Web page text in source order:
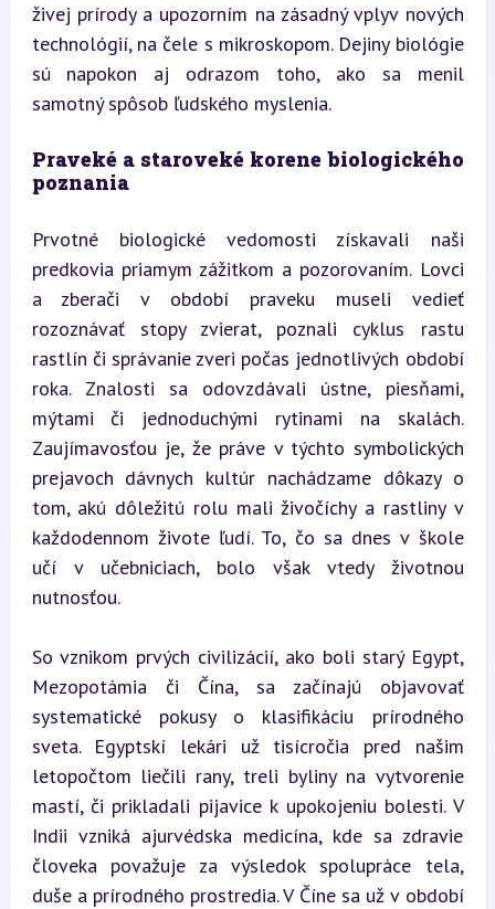
živej prírody a upozorním na zásadný vplyv nových
technológií, na čele s mikroskopom. Dejiny biológie
sú napokon aj odrazom toho, ako sa menil
samotný spôsob ľudského myslenia.
Praveké a staroveké korene biologického
poznania
Prvotné biologické vedomosti získavali naši
predkovia priamym zážitkom a pozorovaním. Lovci
a zberači v období praveku museli vedieť
rozoznávať stopy zvierat, poznali cyklus rastu
rastlín či správanie zveri počas jednotlivých období
roka. Znalosti sa odovzdávali ústne, piesňami,
mýtami či jednoduchými rytinami na skalách.
Zaujímavosťou je, že práve v týchto symbolických
prejavoch dávnych kultúr nachádzame dôkazy o
tom, akú dôležitú rolu mali živočíchy a rastliny v
každodennom živote ľudí. To, čo sa dnes v škole
učí v učebniciach, bolo však vtedy životnou
nutnosťou.
So vznikom prvých civilizácií, ako boli starý Egypt,
Mezopotámia či Čína, sa začínajú objavovať
systematické pokusy o klasifikáciu prírodného
sveta. Egyptskí lekári už tisícročia pred našim
letopočtom liečili rany, treli byliny na vytvorenie
mastí, či prikladali pijavice k upokojeniu bolesti. V
Indii vzniká ajurvédska medicína, kde sa zdravie
človeka považuje za výsledok spolupráce tela,
duše a prírodného prostredia. V Číne sa už v období